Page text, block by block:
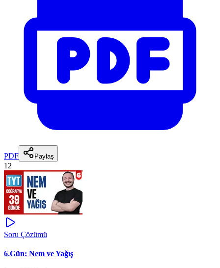
PDF Paylaş
12
Soru Çözümü
6.Gün: Nem ve Yağış